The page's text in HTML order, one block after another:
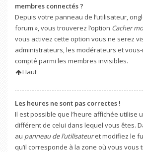
membres connectés ?
Depuis votre panneau de l’utilisateur,
forum », vous trouverez l’option Cacher
vous activez cette option vous ne serez
administrateurs, les modérateurs et
compté parmi les membres invisibles.
Haut
Les heures ne sont pas correctes !
Il est possible que l’heure affichée utilise
différent de celui dans lequel vous êtes.
au panneau de l’utilisateuret modifiez le
qu’il corresponde à la zone où vous vous